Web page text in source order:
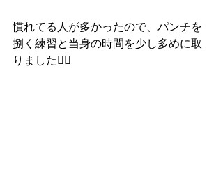
慣れてる人が多かったので、パンチを
捌く練習と当身の時間を少し多めに取
りました🙆‍♀️